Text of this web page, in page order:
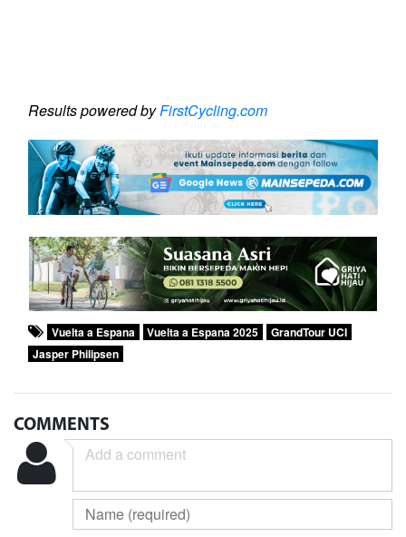
Results powered byFirstCycling.com
Vuelta a Espana Vuelta a Espana 2025
GrandTour UCI
Jasper Philipsen
COMMENTS